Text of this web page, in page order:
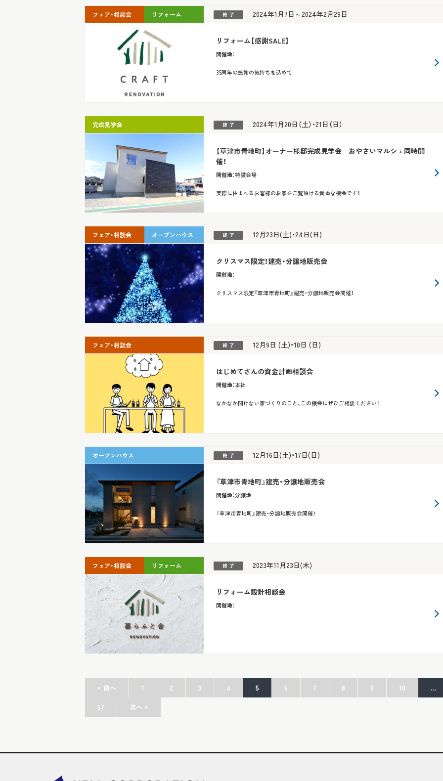
フェア・相談会 リフォーム 2024年1月7日～2024年2月29日
リフォーム【感謝SALE】
開催地：
35周年の感謝の気持ちを込めて
完成見学会 2024年1月20日（土）・21日（日）
【草津市青地町】オーナー様邸完成見学会 おやさいマルシェ同時開
催！
開催地：特設会場
実際に住まれるお客様のお家をご覧頂ける貴重な機会です！
フェア・相談会 オープンハウス 12月23日(土)・24日(日)
クリスマス限定！建売・分譲地販売会
開催地：
クリスマス限定『草津市青地町』建売・分譲地販売会開催！
フェア・相談会 12月9日 (土)・10日 (日)
はじめてさんの資金計画相談会
開催地：本社
なかなか聞けない家づくりのこと、この機会にぜひご相談ください！
オープンハウス 12月16日(土)・17日(日)
『草津市青地町』建売・分譲地販売会
開催地：分譲地
『草津市青地町』建売・分譲地販売会開催！
フェア・相談会 リフォーム 2023年11月23日(木)
リフォーム設計相談会
開催地：
« 前へ 1 2 3 4 5 6 7 8 9 10 …
57 次へ »